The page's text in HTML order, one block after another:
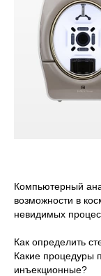
Компьютерный
возможности в
невидимых
Как определить
Какие процедуры
инъекционные?